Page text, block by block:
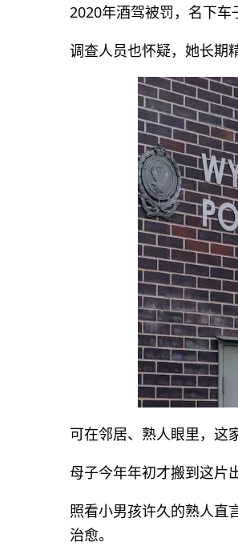
2020年酒驾被罚，名下车
调查人员也怀疑，她长期
可在邻居、熟人眼里，这
母子今年年初才搬到这片
照看小男孩许久的熟人直
治愈。